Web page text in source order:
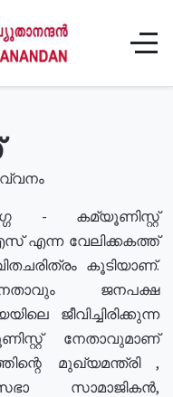
- കമ്യൂണിസ്റ്റ്
എന്ന വേലിക്കകത്ത്
കൂടിയാണ്.
ജനപക്ഷ
ജീവിച്ചിരിക്കുന്ന
നേതാവുമാണ്
മുഖ്യമന്ത്രി ,
സാമാജികൻ,